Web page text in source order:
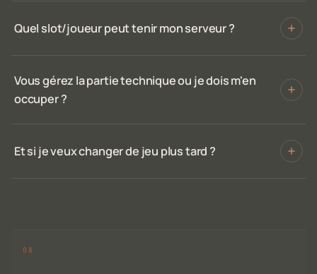
Quel slot/joueur peut tenir mon serveur ?
Vous gérez la partie technique ou je dois m'en
occuper ?
Et si je veux changer de jeu plus tard ?